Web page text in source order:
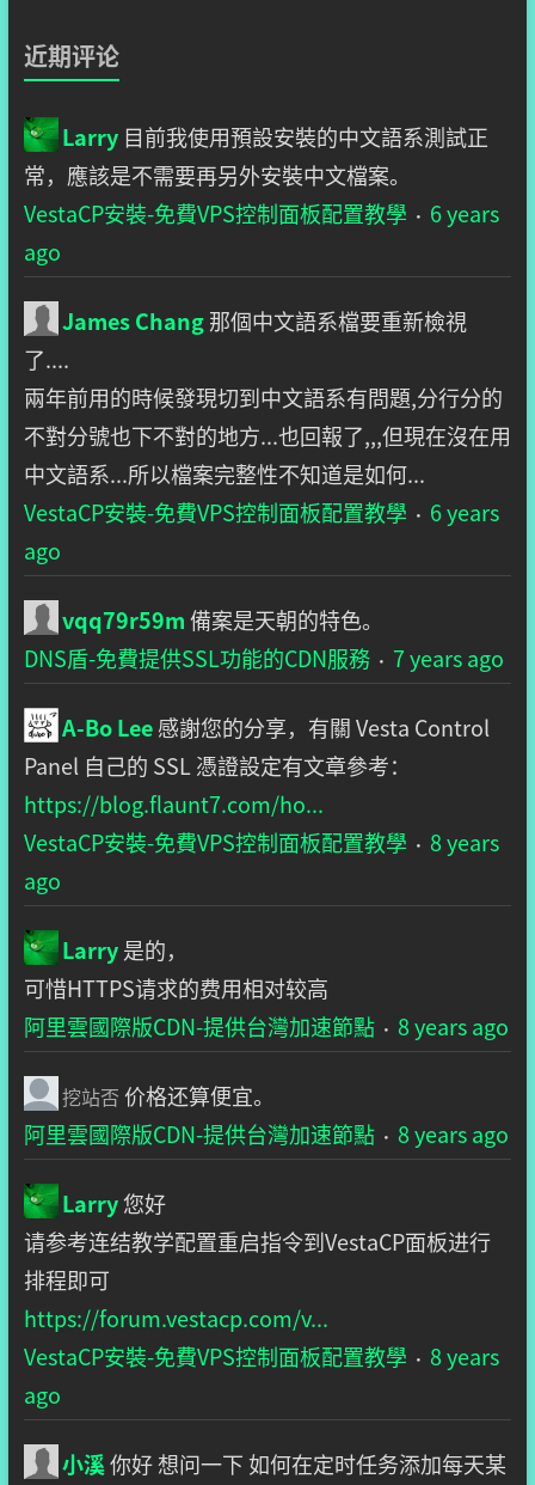
近期评论
Larry 目前我使用預設安裝的中文語系測試正
常，應該是不需要再另外安裝中文檔案。
VestaCP安裝-免費VPS控制面板配置教學 · 6 years
ago
James Chang 那個中文語系檔要重新檢視
了....
兩年前用的時候發現切到中文語系有問題,分行分的
不對分號也下不對的地方...也回報了,,,但現在沒在用
中文語系...所以檔案完整性不知道是如何...
VestaCP安裝-免費VPS控制面板配置教學 · 6 years
ago
vqq79r59m備案是天朝的特色。
DNS盾-免費提供SSL功能的CDN服務· 7 years ago
A-Bo Lee 感謝您的分享，有關 Vesta Control
Panel 自己的 SSL 憑證設定有文章參考：
https://blog.flaunt7.com/ho...
VestaCP安裝-免費VPS控制面板配置教學 · 8 years
ago
Larry 是的，
可惜HTTPS请求的费用相对较高
阿里雲國際版CDN-提供台灣加速節點· 8 years ago
挖站否 价格还算便宜。
阿里雲國際版CDN-提供台灣加速節點· 8 years ago
Larry您好
请参考连结教学配置重启指令到VestaCP面板进行
排程即可
https://forum.vestacp.com/v...
VestaCP安裝-免費VPS控制面板配置教學 · 8 years
ago
小溪你好 想问一下 如何在定时任务添加每天某